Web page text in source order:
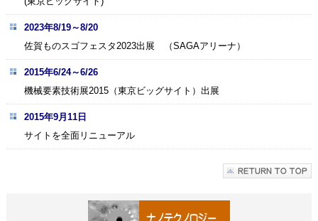
2023年8/19～8/20
佐賀ものスゴフェスタ2023出展 （SAGAアリーナ）
2015年6/24～6/26
機械要素技術展2015（東京ビッグサイト）出展
2015年9月11日
サイトを全面リニューアル